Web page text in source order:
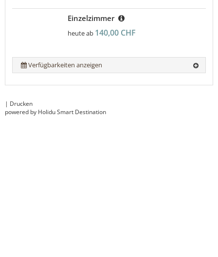
Einzelzimmer
heute ab 140,00 CHF
Verfügbarkeiten anzeigen
| Drucken
powered by Holidu Smart Destination